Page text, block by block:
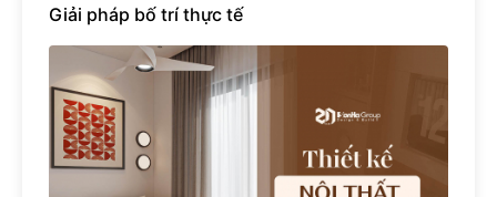
Giải pháp bố trí thực tế